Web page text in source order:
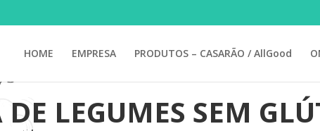
HOME EMPRESA PRODUTOS – CASARÃO / AllGood
LEGUMES SEM